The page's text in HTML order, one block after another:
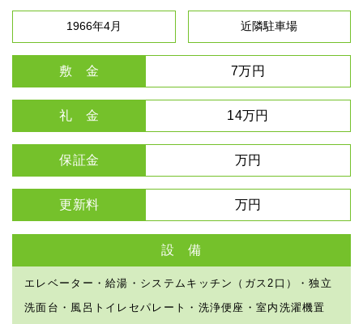
1966年4月 近隣駐車場
敷 金 7万円
礼 金 14万円
保証金 万円
更新料 万円
設 備
エレベーター・給湯・システムキッチン（ガス2口）・独立
洗面台・風呂トイレセパレート・洗浄便座・室内洗濯機置